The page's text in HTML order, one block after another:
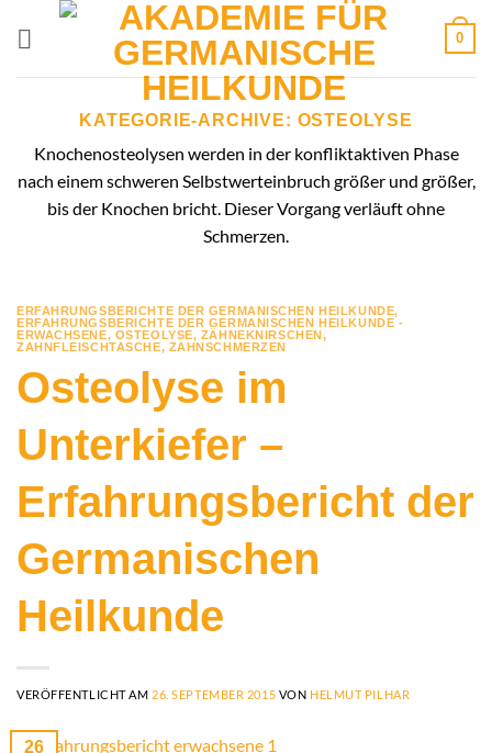
0
KATEGORIE-ARCHIVE: OSTEOLYSE
Knochenosteolysen werden in der konfliktaktiven Phase
nach einem schweren Selbstwerteinbruch größer und größer,
bis der Knochen bricht. Dieser Vorgang verläuft ohne
Schmerzen.
ERFAHRUNGSBERICHTE DER GERMANISCHEN HEILKUNDE,
ERFAHRUNGSBERICHTE DER GERMANISCHEN HEILKUNDE -
ERWACHSENE, OSTEOLYSE, ZÄHNEKNIRSCHEN,
ZAHNFLEISCHTASCHE, ZAHNSCHMERZEN
Osteolyse im
Unterkiefer –
Erfahrungsbericht der
Germanischen
Heilkunde
VERÖFFENTLICHT AM 26. SEPTEMBER 2015 VON HELMUT PILHAR
26